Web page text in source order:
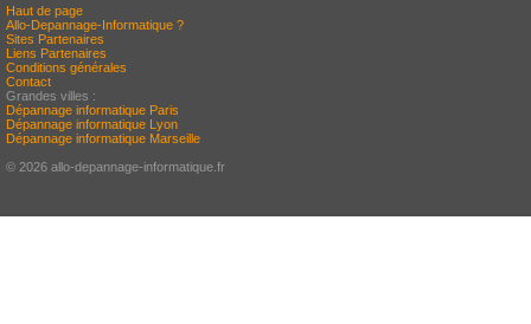
Haut de page
Allo-Depannage-Informatique ?
Sites Partenaires
Liens Partenaires
Conditions générales
Contact
Grandes villes :
Dépannage informatique Paris
Dépannage informatique Lyon
Dépannage informatique Marseille
© 2026 allo-depannage-informatique.fr